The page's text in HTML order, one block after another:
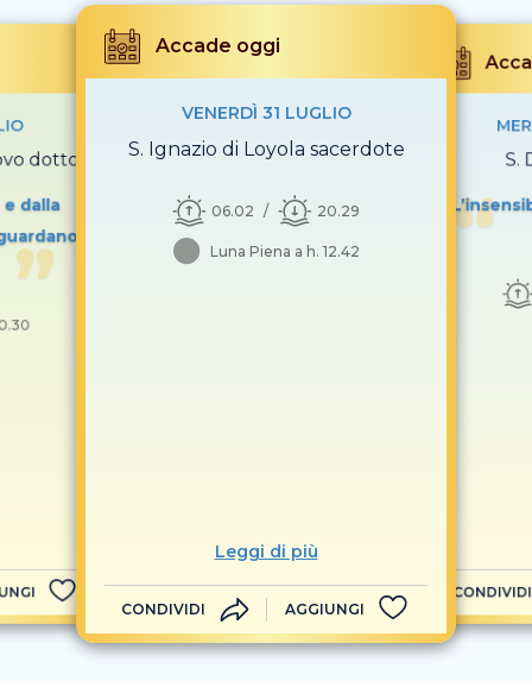
dottore
dalla
Accade oggi
VENERDÌ 31 LUGLIO
S. Ignazio di Loyola sacerdote
06.02 20.29
Luna Piena a h. 12.42
Leggi di più
CONDIVIDI AGGIUNGI
S.
CONDIVIDI